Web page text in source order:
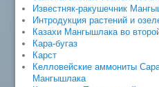
Известняк-ракушечник
Интродукция растений и
Казахи Мангышлака во
Кара-бугаз
Карст
Келловейские аммониты
Мангышлака